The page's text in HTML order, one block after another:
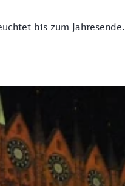
bis zum Jahresende.